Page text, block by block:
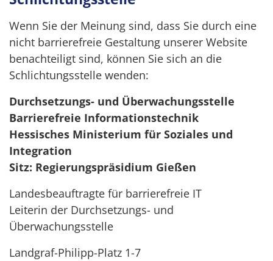
Wenn Sie der Meinung sind, dass Sie durch eine
nicht barrierefreie Gestaltung unserer Website
benachteiligt sind, können Sie sich an die
Schlichtungsstelle wenden:
Durchsetzungs- und Überwachungsstelle
Barrierefreie Informationstechnik
Hessisches Ministerium für Soziales und
Integration
Sitz: Regierungspräsidium Gießen
Landesbeauftragte für barrierefreie IT
Leiterin der Durchsetzungs- und
Überwachungsstelle
Landgraf-Philipp-Platz 1-7